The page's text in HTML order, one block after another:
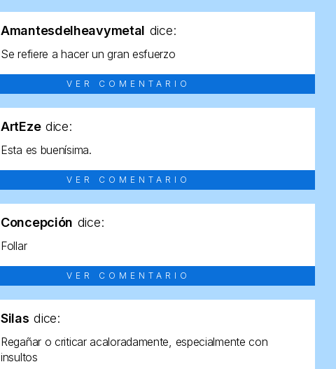
Amantesdelheavymetal dice:
Se refiere a hacer un gran esfuerzo
VER COMENTARIO
ArtEze dice:
Esta es buenísima.
VER COMENTARIO
Concepción dice:
Follar
VER COMENTARIO
Silas dice:
Regañar o criticar acaloradamente, especialmente con
insultos